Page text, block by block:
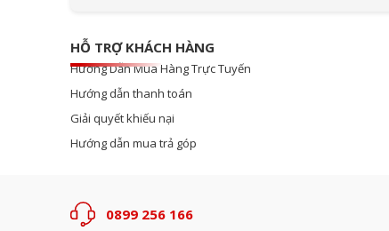
HỖ TRỢ KHÁCH HÀNG
Hướng Dẫn Mua Hàng Trực Tuyến
Hướng dẫn thanh toán
Giải quyết khiếu nại
Hướng dẫn mua trả góp
0899 256 166